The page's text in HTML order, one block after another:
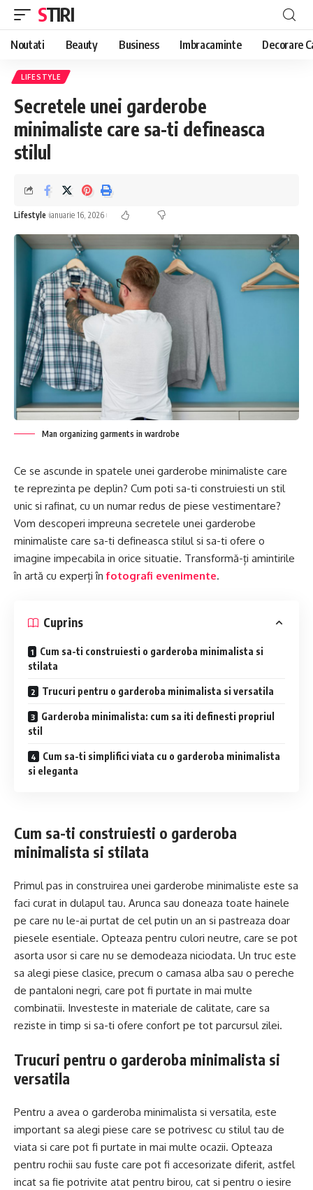
STIRI
Noutati Beauty Business Imbracaminte Decorare
LIFESTYLE
Secretele unei garderobe
minimaliste care sa-ti defineasca
stilul
Lifestyle ianuarie 16, 2026
Man organizing garments in wardrobe
Ce se ascunde in spatele unei garderobe minimaliste care
te reprezinta pe deplin? Cum poti sa-ti construiesti un stil
unic si rafinat, cu un numar redus de piese vestimentare?
Vom descoperi impreuna secretele unei garderobe
minimaliste care sa-ti defineasca stilul si sa-ti ofere o
imagine impecabila in orice situatie. Transformă-ți amintirile
în artă cu experți înfotografi evenimente.
Cuprins
Cum sa-ti construiesti o garderoba minimalista si
stilata
Trucuri pentru o garderoba minimalista si versatila
Garderoba minimalista: cum sa iti definesti propriul
stil
Cum sa-ti simplifici viata cu o garderoba minimalista
si eleganta
Cum sa-ti construiesti o garderoba
minimalista si stilata
Primul pas in construirea unei garderobe minimaliste este sa
faci curat in dulapul tau. Arunca sau doneaza toate hainele
pe care nu le-ai purtat de cel putin un an si pastreaza doar
piesele esentiale. Opteaza pentru culori neutre, care se pot
asorta usor si care nu se demodeaza niciodata. Un truc este
sa alegi piese clasice, precum o camasa alba sau o pereche
de pantaloni negri, care pot fi purtate in mai multe
combinatii. Investeste in materiale de calitate, care sa
reziste in timp si sa-ti ofere confort pe tot parcursul zilei.
Trucuri pentru o garderoba minimalista si
versatila
Pentru a avea o garderoba minimalista si versatila, este
important sa alegi piese care se potrivesc cu stilul tau de
viata si care pot fi purtate in mai multe ocazii. Opteaza
pentru rochii sau fuste care pot fi accesorizate diferit, astfel
incat sa fie potrivite atat pentru birou, cat si pentru o iesire